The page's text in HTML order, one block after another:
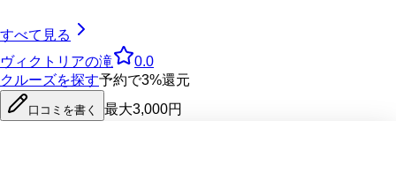
すべて見る
ヴィクトリアの滝
0.0
クルーズを探す予約で3%還元
口コミを書く 最大3,000円